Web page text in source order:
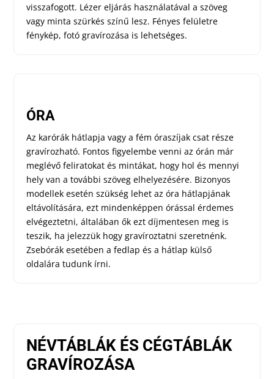
visszafogott. Lézer eljárás használatával a szöveg
vagy minta szürkés színű lesz. Fényes felületre
fénykép, fotó gravírozása is lehetséges.
ÓRA
Az karórák hátlapja vagy a fém óraszíjak csat része
gravírozható. Fontos figyelembe venni az órán már
meglévő feliratokat és mintákat, hogy hol és mennyi
hely van a további szöveg elhelyezésére. Bizonyos
modellek esetén szükség lehet az óra hátlapjának
eltávolítására, ezt mindenképpen órással érdemes
elvégeztetni, általában ők ezt díjmentesen meg is
teszik, ha jelezzük hogy gravíroztatni szeretnénk.
Zsebórák esetében a fedlap és a hátlap külső
oldalára tudunk írni.
NÉVTÁBLÁK ÉS CÉGTÁBLÁK
GRAVÍROZÁSA